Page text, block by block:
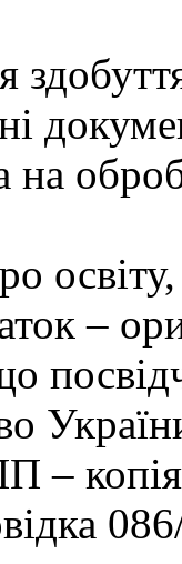
на
освіту,
–
– копія